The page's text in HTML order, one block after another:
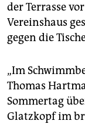
der Terrasse
Vereinshaus
gegen die
„Im
Thomas
Sommertag
Glatzkopf im